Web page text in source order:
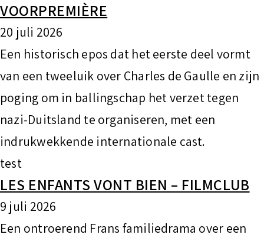
VOORPREMIÈRE
20 juli 2026
Een historisch epos dat het eerste deel vormt
van een tweeluik over Charles de Gaulle en zijn
poging om in ballingschap het verzet tegen
nazi-Duitsland te organiseren, met een
indrukwekkende internationale cast.
test
LES ENFANTS VONT BIEN – FILMCLUB
9 juli 2026
Een ontroerend Frans familiedrama over een